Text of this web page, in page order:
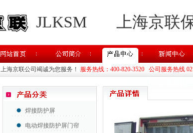
JLKSM 上海京联
上海京联公司竭诚为您服务！ 服务热线：400-820-3520 公司服务热线
焊接防护屏
电动焊接防护屏门帘